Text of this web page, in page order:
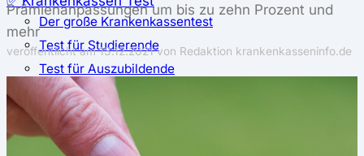
Der große Krankenkassentest
Test für Studierende
Test für Auszubildende
Test für Schwangere und junge Eltern
Test für Selbstständige
⚖️ Vergleich & Rechner
Prämienanpassungen um bis zu zehn Prozent und
mehr
veröffentlicht am13.12.2021von Redaktion krankenkasseninfo.de